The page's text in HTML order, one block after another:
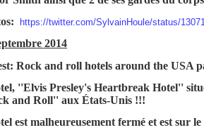
https://twitter.com/SylvainHoule/status/
2014
Rock and roll hotels around the USA
''Elvis Presley's Heartbreak Hotel''
and Roll'' aux États-Unis !!!
est malheureusement fermé et est sur